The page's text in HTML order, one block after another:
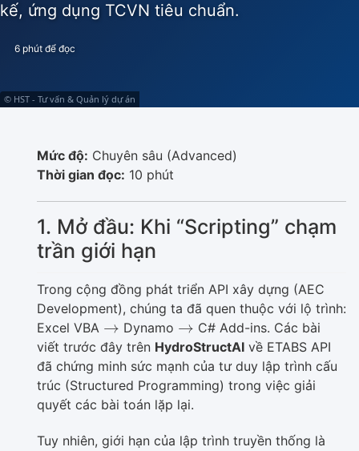
kế, ứng dụng TCVN tiêu chuẩn.
6 phút để đọc
© HST - Tư vấn & Quản lý dự án
Mức độ: Chuyên sâu (Advanced)
Thời gian đọc: 10 phút
1. Mở đầu: Khi “Scripting” chạm
trần giới hạn
Trong cộng đồng phát triển API xây dựng (AEC
Development), chúng ta đã quen thuộc với lộ trình:
Excel VBA → Dynamo → C# Add-ins. Các bài
viết trước đây trên HydroStructAI về ETABS API
đã chứng minh sức mạnh của tư duy lập trình cấu
trúc (Structured Programming) trong việc giải
quyết các bài toán lặp lại.
Tuy nhiên, giới hạn của lập trình truyền thống là